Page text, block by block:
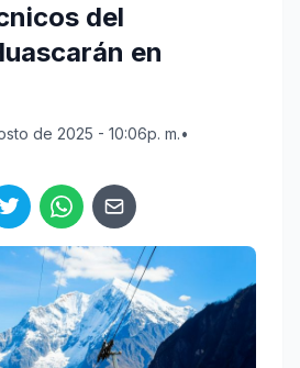
del
en
de 2025 - 10:06p. m.•